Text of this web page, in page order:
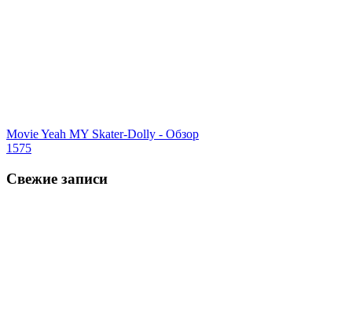
Movie Yeah MY Skater-Dolly - Обзор
1575
Свежие записи